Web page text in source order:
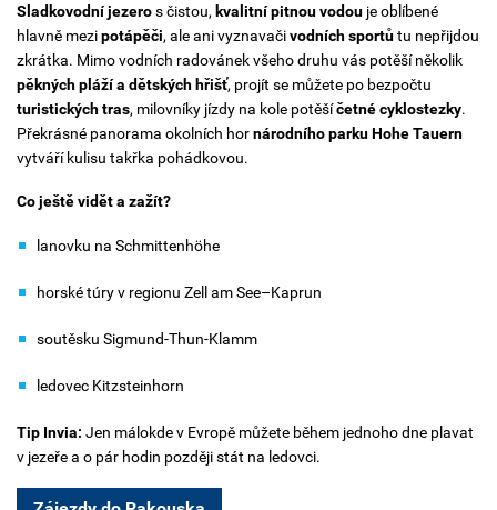
Sladkovodní jezeros čistou, kvalitní pitnou vodou je oblíbené
hlavně mezipotápěči, ale ani vyznavačivodních sportůtu nepřijdou
zkrátka. Mimo vodních radovánek všeho druhu vás potěší několik
pěkných pláží a dětských hřišť, projít se můžete po bezpočtu
turistických tras, milovníky jízdy na kole potěšíčetné cyklostezky.
Překrásné panorama okolních hornárodního parku Hohe Tauern
vytváří kulisu takřka pohádkovou.
Co ještě vidět a zažít?
lanovku na Schmittenhöhe
horské túry v regionu Zell am See–Kaprun
soutěsku Sigmund-Thun-Klamm
ledovec Kitzsteinhorn
Tip Invia: Jen málokde v Evropě můžete během jednoho dne plavat
v jezeře a o pár hodin později stát na ledovci.